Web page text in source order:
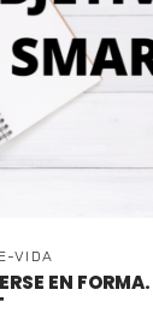
VIDA
EN FORMA.